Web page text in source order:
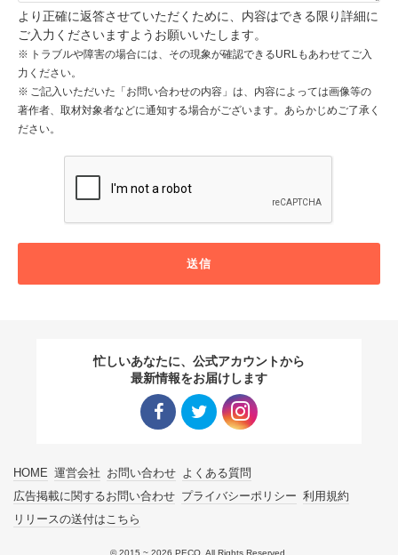
より正確に返答させていただくために、内容はできる限り詳細に
ご入力くださいますようお願いいたします。
トラブルや障害の場合には、その現象が確認できるURLもあわせてご入
力ください。
ご記入いただいた「お問い合わせの内容」は、内容によっては画像等の
著作者、取材対象者などに通知する場合がございます。あらかじめご了承く
ださい。
送信
忙しいあなたに、公式アカウントから
最新情報をお届けします
HOME 運営会社 お問い合わせ よくある質問
広告掲載に関するお問い合わせ プライバシーポリシー 利用規約
リリースの送付はこちら
© 2015 ~ 2026 PECO. All Rights Reserved.